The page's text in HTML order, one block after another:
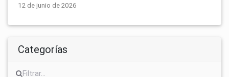
12 de junio de 2026
Categorías